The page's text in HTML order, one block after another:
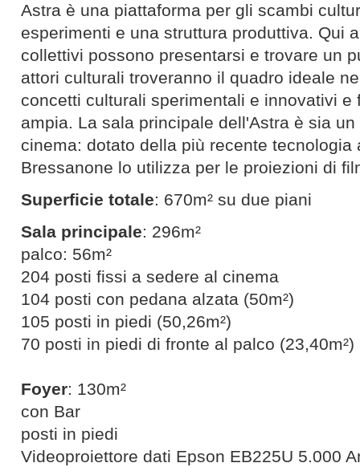
Astra è una piattaforma per gli scambi
esperimenti e una struttura produttiva. Qui
collettivi possono presentarsi e trovare un
attori culturali troveranno il quadro ideale
concetti culturali sperimentali e innovativi e
ampia. La sala principale dell'Astra è sia
cinema: dotato della più recente
Bressanone lo utilizza per le proiezioni di
Superficie totale: 670m² su due piani
Sala principale: 296m²
palco: 56m²
204 posti fissi a sedere al cinema
104 posti con pedana alzata (50m²)
105 posti in piedi (50,26m²)
70 posti in piedi di fronte al palco (23,40m²)
Foyer: 130m²
con Bar
posti in piedi
Videoproiettore dati Epson EB225U 5.000